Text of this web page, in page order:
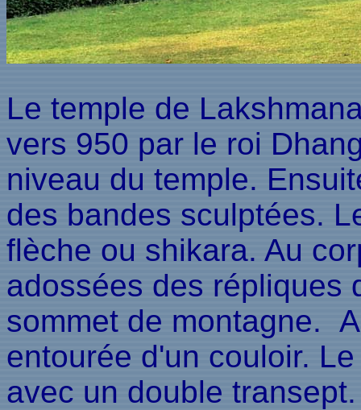
Le temple de
vers 950 par le roi
niveau du temple.
des bandes sculptées.
flèche ou shikara. Au
adossées des répliques
sommet de montagne.
entourée d'un couloir.
avec un double transept.